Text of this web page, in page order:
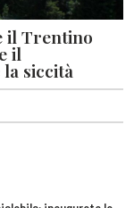
il Trentino
il
siccità